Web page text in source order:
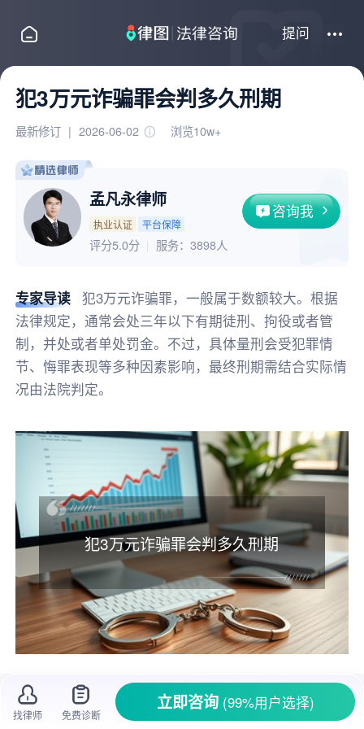
提问
犯3万元诈骗罪会判多久刑期
最新修订 | 2026-06-02 浏览10w+
孟凡永律师
执业认证 平台保障
咨询我
评分5.0分 服务： 3898人
专家导读
犯3万元诈骗罪，一般属于数额较大。根据
法律规定，通常会处三年以下有期徒刑、拘役或者管
制，并处或者单处罚金。不过，具体量刑会受犯罪情
节、悔罪表现等多种因素影响，最终刑期需结合实际情
况由法院判定。
犯3万元诈骗罪会判多久刑期
诈骗在生活中屡见不鲜，不少人因为诈骗遭
受了
经济损失 。当 诈骗金额达到一定程度，就会
找律师 免费诊断
立即咨询 (99%用户选择)